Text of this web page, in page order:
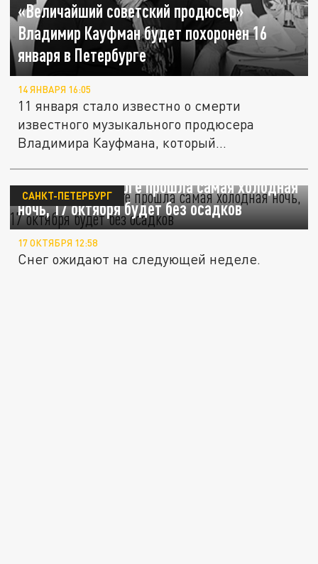
«Величайший советский продюсер»
Владимир Кауфман будет похоронен 16
января в Петербурге
14 ЯНВАРЯ 16:05
11 января стало известно о смерти
известного музыкального продюсера
Владимира Кауфмана, который
В Санкт-Петербурге прошла самая холодная
ночь, 17 октября будет без осадков
САНКТ-ПЕТЕРБУРГ
17 ОКТЯБРЯ 12:58
Снег ожидают на следующей неделе.